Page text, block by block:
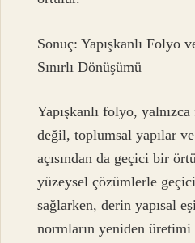
Sonuç: Yapışkanlı Folyo
Sınırlı Dönüşümü
Yapışkanlı folyo,
değil, toplumsal yapılar
açısından da geçici bir
yüzeysel çözümlerle
sağlarken, derin yapısal
normların yeniden üretimi